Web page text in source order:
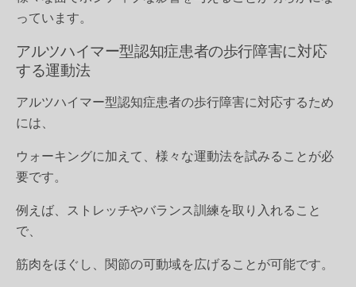
っています。
アルツハイマー型認知症患者の歩行障害に対応
する運動法
アルツハイマー型認知症患者の歩行障害に対応するため
には、
ウォーキングに加えて、様々な運動法を試みることが必
要です。
例えば、ストレッチやバランス訓練を取り入れること
で、
筋肉をほぐし、関節の可動域を広げることが可能です。